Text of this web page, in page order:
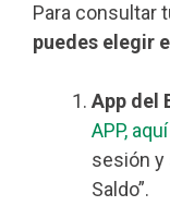
Para consultar
puedes elegir
App del
APP,
sesión y
Saldo”.